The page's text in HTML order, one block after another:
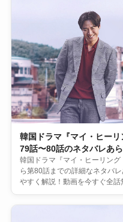
韓国ドラマ『マイ・ヒーリ
79話〜80話のネタバレあ
韓国ドラマ『マイ・ヒーリン
ら第80話までの詳細なネタバ
やすく解説！動画を今すぐ全